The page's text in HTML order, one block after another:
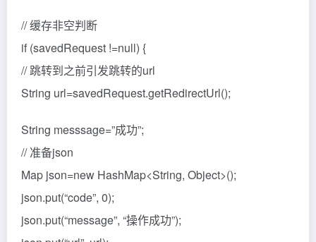
// 缓存非空判断
if (savedRequest !=null) {
// 跳转到之前引发跳转的url
String url=savedRequest.getRedirectUrl();
String messsage=”成功”;
// 准备json
Map json=new HashMap<String, Object>();
json.put(“code”, 0);
json.put(“message”, “操作成功”);